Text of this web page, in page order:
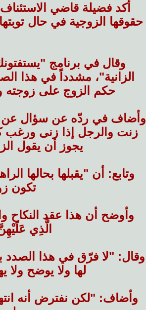
أكد فضيلة قاضي
حقوقها الزوجية في حال
وقال في برنامج
الزانية"، مشدداً في هذا
حكم الزوج على زوجته
وأضاف في ردّه عن سؤال عن
زنت والرجل إذا زنى ورغب
يجوز أن يقول
وتابع: أن "يقبلها بحالها
تكون
وأوضح أن هذا عقد النكاح
الَّذِي
وقال: "لا فرّق في هذا الصدد
لها ولا يوضح
وأضاف: "لكن نفترض أنه